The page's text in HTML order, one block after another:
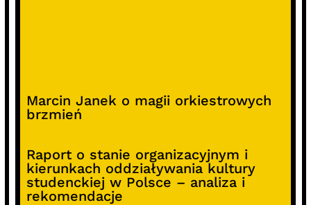
Marcin Janek o magii orkiestrowych
brzmień
Raport o stanie organizacyjnym i
kierunkach oddziaływania kultury
studenckiej w Polsce – analiza i
rekomendacje